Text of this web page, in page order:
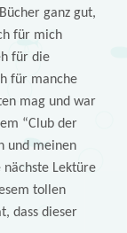
ganz gut,
für mich
für die
für manche
mag und war
“Club der
und meinen
nächste Lektüre
tollen
dass dieser